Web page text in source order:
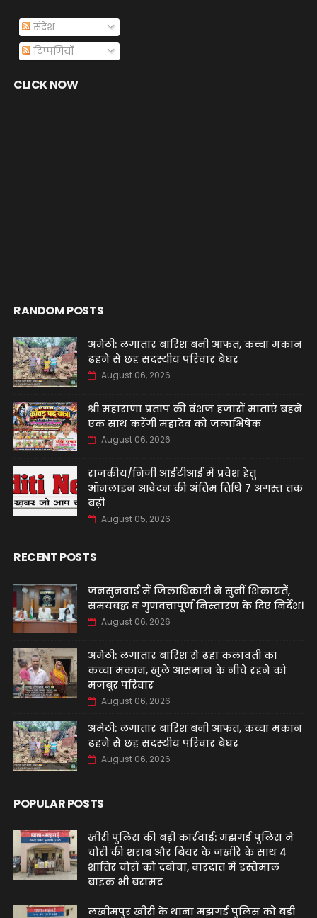
संदेश
टिप्पणियाँ
CLICK NOW
RANDOM POSTS
अमेठी: लगातार बारिश बनी आफत, कच्चा मकान
ढहने से छह सदस्यीय परिवार बेघर
August 06, 2026
श्री महाराणा प्रताप की वंशज हजारों माताएं बहने
एक साथ करेंगी महादेव को जलाभिषेक
August 06, 2026
राजकीय/निजी आईटीआई में प्रवेश हेतु
ऑनलाइन आवेदन की अंतिम तिथि 7 अगस्त तक
बढ़ी
August 05, 2026
RECENT POSTS
जनसुनवाई में जिलाधिकारी ने सुनीं शिकायतें,
समयबद्ध व गुणवत्तापूर्ण निस्तारण के दिए निर्देश।
August 06, 2026
अमेठी: लगातार बारिश से ढहा कलावती का
कच्चा मकान, खुले आसमान के नीचे रहने को
मजबूर परिवार
August 06, 2026
अमेठी: लगातार बारिश बनी आफत, कच्चा मकान
ढहने से छह सदस्यीय परिवार बेघर
August 06, 2026
POPULAR POSTS
खीरी पुलिस की बड़ी कार्रवाई: मझगई पुलिस ने
चोरी की शराब और बियर के जखीरे के साथ 4
शातिर चोरों को दबोचा, वारदात में इस्तेमाल
बाइक भी बरामद
लखीमपुर खीरी के थाना मझगई पुलिस को बड़ी